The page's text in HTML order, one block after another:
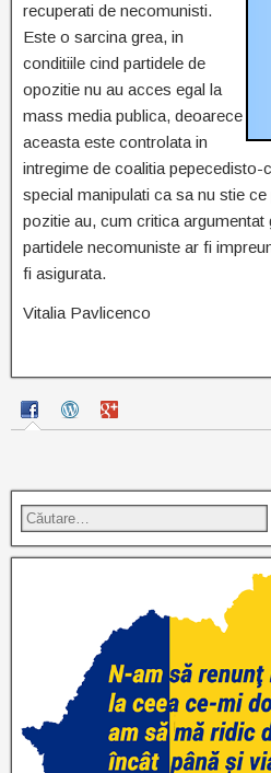
recuperati de necomunisti.
Este o sarcina grea, in
conditiile cind partidele de
opozitie nu au acces egal la
mass media publica, deoarece
aceasta este controlata in
intregime de coalitia
special manipulati ca sa nu stie
pozitie au, cum critica argumentat
partidele necomuniste ar fi
fi asigurata.
Vitalia Pavlicenco